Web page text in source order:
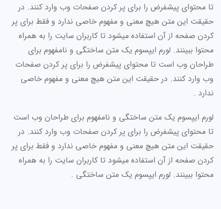
تا محتوای پیشفرض را برای پر کردن صفحات وب وارد کنند. در
حقیقت این متن هیچ معنی و مفهوم خاصی ندارد و فقط برای پر
کردن صفحه از آن استفاده میشود تا کاربران سایت را به همراه
محتوا ببینند. لورم ایپسوم یک متن ساختگی و نامفهوم برای
طراحان وب است تا محتوای پیشفرض را برای پر کردن صفحات
وب وارد کنند. در حقیقت این متن هیچ معنی و مفهوم خاصی
ندارد .
لورم ایپسوم یک متن ساختگی و نامفهوم برای طراحان وب است
تا محتوای پیشفرض را برای پر کردن صفحات وب وارد کنند. در
حقیقت این متن هیچ معنی و مفهوم خاصی ندارد و فقط برای پر
کردن صفحه از آن استفاده میشود تا کاربران سایت را به همراه
محتوا ببینند. لورم ایپسوم یک متن ساختگی .